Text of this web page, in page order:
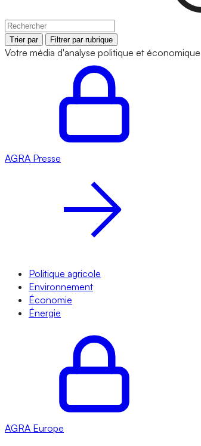
Trier par Filtrer par rubrique
Votre média d'analyse politique et économique
AGRA Presse
Politique agricole
Environnement
Économie
Énergie
AGRA Europe